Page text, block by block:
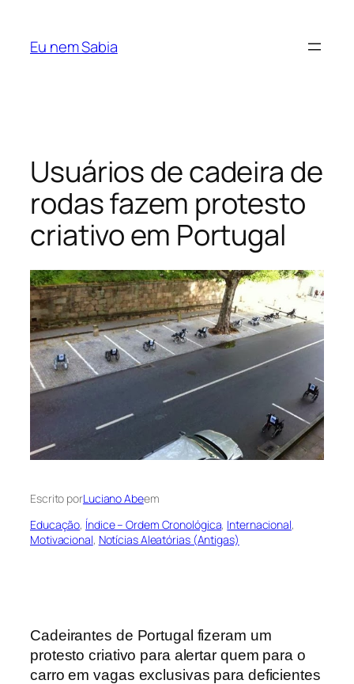
Eu nem Sabia
Usuários de cadeira de
rodas fazem protesto
criativo em Portugal
Escrito porLuciano Abeem
Educação, Índice – Ordem Cronológica, Internacional
Motivacional, Notícias Aleatórias (Antigas)
Cadeirantes de Portugal fizeram um
protesto criativo para alertar quem para o
carro em vagas exclusivas para deficientes